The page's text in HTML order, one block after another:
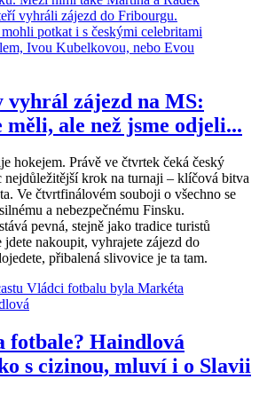
zájezd na MS:
ale než jsme odjeli...
hokejem. Právě ve čtvrtek čeká český
nejdůležitější krok na turnaji – klíčová bitva
Ve čtvrtfinálovém souboji o všechno se
a nebezpečnému Finsku.
pevná, stejně jako tradice turistů
nakoupit, vyhrajete zájezd do
přibalená slivovice je ta tam.
fotbale? Haindlová
s cizinou, mluví i o Slavii